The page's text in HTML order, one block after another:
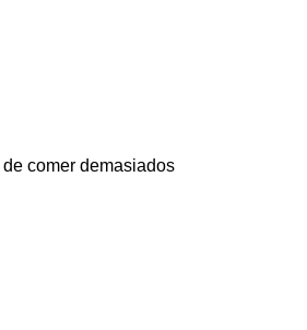
comer demasiados